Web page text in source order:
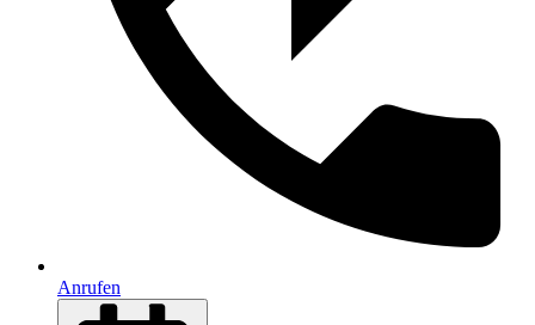
Anrufen